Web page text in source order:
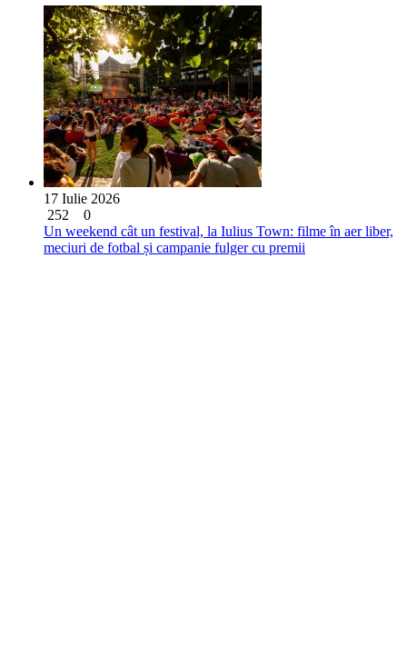
17 Iulie 2026
252
0
Un weekend cât un festival, la Iulius Town: filme în aer liber,
meciuri de fotbal și campanie fulger cu premii